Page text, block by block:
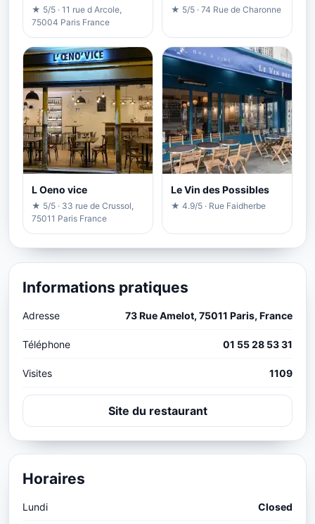
★ 5/5 · 11 rue d Arcole,
75004 Paris France
★ 5/5 · 74 Rue de Charonne
L Oeno vice
★ 5/5 · 33 rue de Crussol,
75011 Paris France
Le Vin des Possibles
★ 4.9/5 · Rue Faidherbe
Informations pratiques
Adresse 73 Rue Amelot, 75011 Paris, France
Téléphone 01 55 28 53 31
Visites 1109
Site du restaurant
Horaires
Lundi Closed